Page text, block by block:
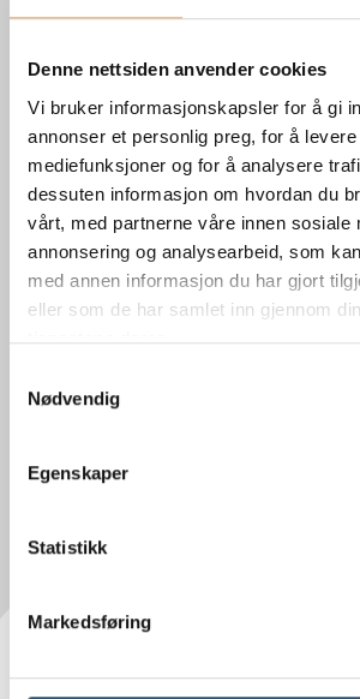
Denne nettsiden anvender cookies
Vi bruker informasjonskapsler for å gi
annonser et personlig preg, for å
mediefunksjoner og for å analysere
dessuten informasjon om hvordan du
vårt, med partnerne våre innen sosiale
annonsering og analysearbeid, som
med annen informasjon du har gjort
eller som de har samlet inn gjennom
tjenestene deres.
Nødvendig
Egenskaper
Statistikk
Markedsføring
Det dreier seg om undertak,